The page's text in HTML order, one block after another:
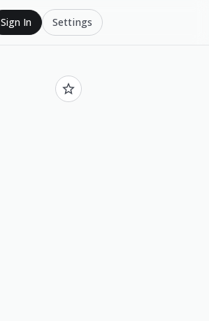
Sign In Settings